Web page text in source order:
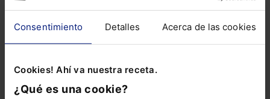
Consentimiento Detalles Acerca de las cookies
Cookies! Ahí va nuestra receta.
¿Qué es una cookie?
RESPONSABLE DE INFORMACIÓN PERSONAL
REVIL SEGUIMIENTO ÉTICO SERES
SILENCIO SOCIEDAD ANONIMA
SUSPENSIÓN AUTOMÁTICA DE VISTAS Y PLAZOS